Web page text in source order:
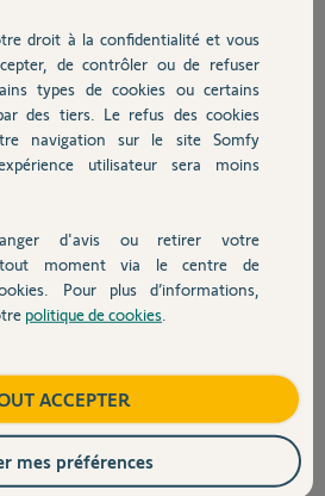
droit à la confidentialité et vous
de contrôler ou de refuser
types de cookies ou certains
des tiers. Le refus des cookies
navigation sur le site Somfy
utilisateur sera moins
d'avis ou retirer votre
moment via le centre de
Pour plus d’informations,
politique de cookies
ACCEPTER
mes préférences